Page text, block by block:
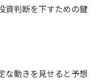
資判断を下すための鍵
な動きを見せると予想